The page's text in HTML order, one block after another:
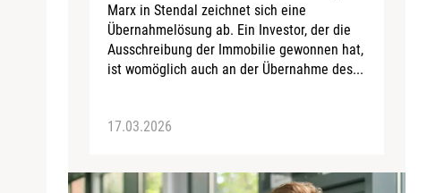
Marx in Stendal zeichnet sich eine
Übernahmelösung ab. Ein Investor, der die
Ausschreibung der Immobilie gewonnen hat,
ist womöglich auch an der Übernahme des...
17.03.2026